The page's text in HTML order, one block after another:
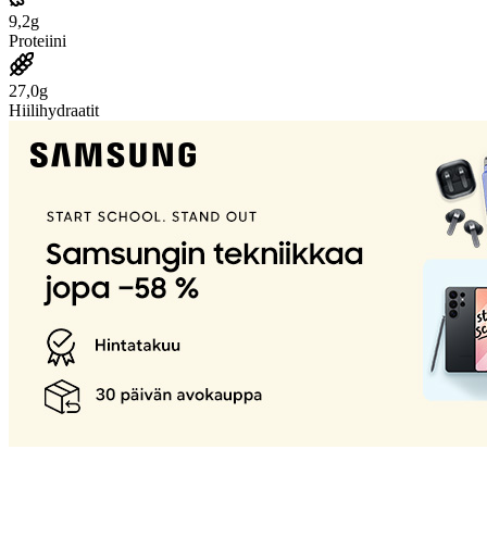
9,2g
Proteiini
27,0g
Hiilihydraatit